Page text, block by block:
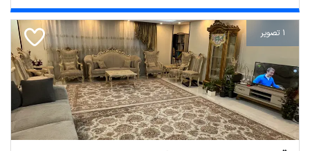
1 تصویر